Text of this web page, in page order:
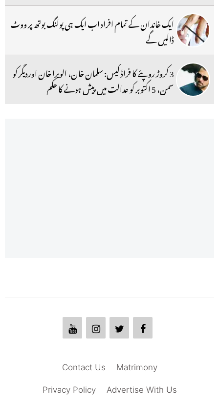
ایک خاندان کے تمام افراد اب ایک ہی پولنگ بوتھ پر ووٹ
ڈالیں گے
3 کروڑ روپئے کا فراڈ کیس: سلمان خان، الویرا خان اوردیگر کو
سمن، 5 اکتوبر کو عدالت میں پیش ہونے کا حکم
Matrimony
Contact Us
Advertise With Us
Privacy Policy